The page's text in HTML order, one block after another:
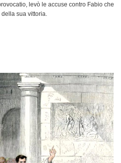
levò le accuse contro Fabio che
sua vittoria.